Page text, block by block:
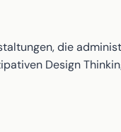
die
Design